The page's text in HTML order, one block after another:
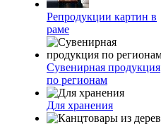
Репродукции картин в
раме
Сувенирная продукция
по регионам
Для хранения